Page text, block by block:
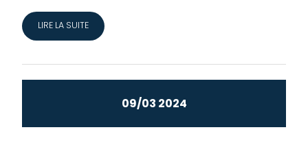
LIRE LA SUITE
09/03 2024